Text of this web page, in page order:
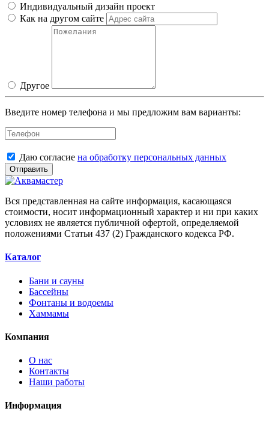
Индивидуальный дизайн проект
Как на другом сайте
Другое
Введите номер телефона и мы предложим вам варианты:
Даю согласие на обработку персональных данных
Отправить
Вся представленная на сайте информация, касающаяся
стоимости, носит информационный характер и ни при каких
условиях не является публичной офертой, определяемой
положениями Статьи 437 (2) Гражданского кодекса РФ.
Каталог
Бани и сауны
Бассейны
Фонтаны и водоемы
Хаммамы
Компания
О нас
Контакты
Наши работы
Информация